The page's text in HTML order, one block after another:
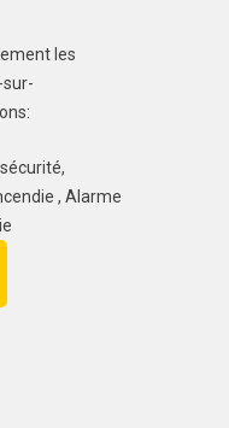
les
, Alarme